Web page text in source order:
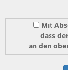
Mit
dass
an den